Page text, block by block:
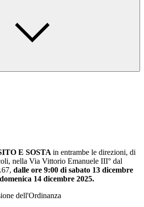
E SOSTA in entrambe le direzioni, di
nella Via Vittorio Emanuele III° dal
dalle ore 9:00 di sabato 13 dicembre
14 dicembre 2025.
dell'Ordinanza